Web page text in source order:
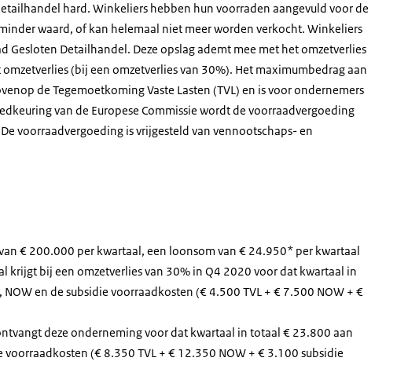
hard. Winkeliers hebben hun voorraden aangevuld voor de
waard, of kan helemaal niet meer worden verkocht. Winkeliers
Gesloten Detailhandel. Deze opslag ademt mee met het omzetverlies
(bij een omzetverlies van 30%). Het maximumbedrag aan
de Tegemoetkoming Vaste Lasten (TVL) en is voor ondernemers
van de Europese Commissie wordt de voorraadvergoeding
voorraadvergoeding is vrijgesteld van vennootschaps- en
€ 200.000 per kwartaal, een loonsom van € 24.950* per kwartaal
krijgt bij een omzetverlies van 30% in Q4 2020 voor dat kwartaal in
en de subsidie voorraadkosten (€ 4.500 TVL + € 7.500 NOW + €
deze onderneming voor dat kwartaal in totaal € 23.800 aan
voorraadkosten (€ 8.350 TVL + € 12.350 NOW + € 3.100 subsidie